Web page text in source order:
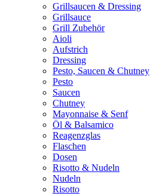
Grillsaucen & Dressing
Grillsauce
Grill Zubehör
Aioli
Aufstrich
Dressing
Pesto, Saucen & Chutney
Pesto
Saucen
Chutney
Mayonnaise & Senf
Öl & Balsamico
Reagenzglas
Flaschen
Dosen
Risotto & Nudeln
Nudeln
Risotto